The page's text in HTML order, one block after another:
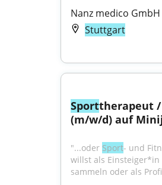
Nanz medico GmbH
Stuttgart
Sporttherapeut
(m/w/d) auf
"...oder Sport- und
willst als
sammeln oder als